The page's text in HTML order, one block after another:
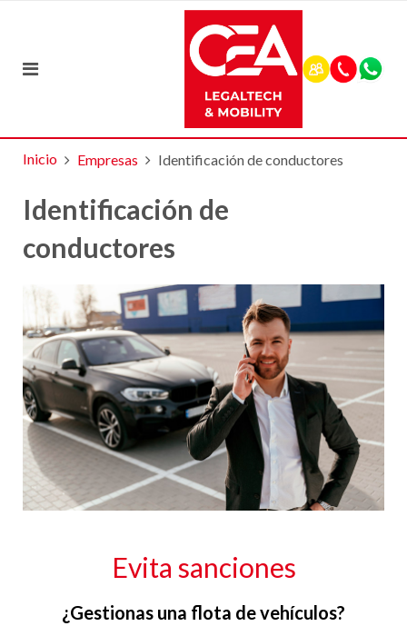
Inicio Empresas Identificación de conductores
Identificación de
conductores
Evita sanciones
¿Gestionas una flota de vehículos?